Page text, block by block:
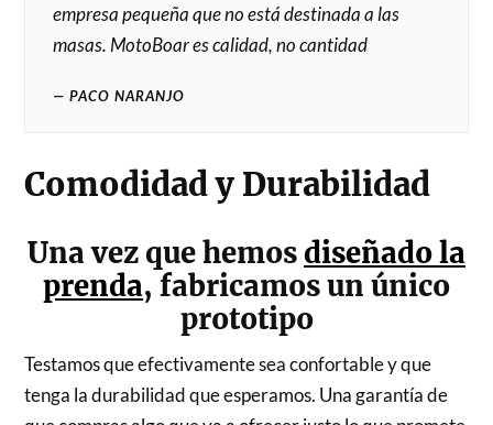
empresa pequeña que no está destinada a las
masas. MotoBoar es calidad, no cantidad
PACO NARANJO
Comodidad y Durabilidad
Una vez que hemosdiseñado la
prenda, fabricamos un único
prototipo
Testamos que efectivamente sea confortable y que
tenga la durabilidad que esperamos. Una garantía de